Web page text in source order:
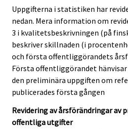
Uppgifterna i statistiken har
nedan. Mera information om
3 i kvalitetsbeskrivningen (på
beskriver skillnaden (i
och första offentliggörandets
Första offentliggörandet
den preliminära uppgiften om
publicerades första gången
Revidering av årsförändringar av
offentliga utgifter